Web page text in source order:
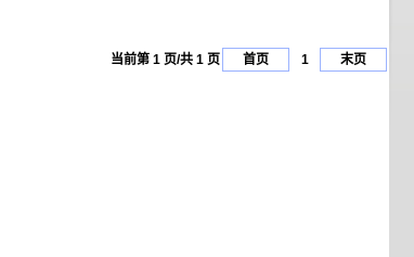
当前第 1 页/共 1 页 首页 1 末页